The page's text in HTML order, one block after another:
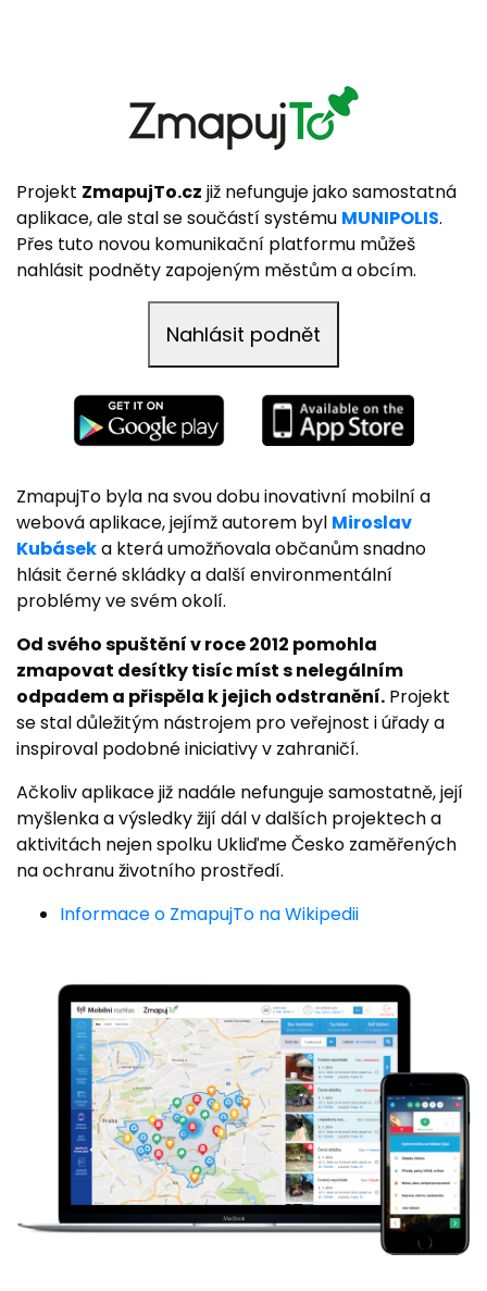
Projekt ZmapujTo.cz již nefunguje jako samostatná
aplikace, ale stal se součástí systému MUNIPOLIS.
Přes tuto novou komunikační platformu můžeš
nahlásit podněty zapojeným městům a obcím.
Nahlásit podnět
ZmapujTo byla na svou dobu inovativní mobilní a
webová aplikace, jejímž autorem byl Miroslav
Kubáseka která umožňovala občanům snadno
hlásit černé skládky a další environmentální
problémy ve svém okolí.
Od svého spuštění v roce 2012 pomohla
zmapovat desítky tisíc míst s nelegálním
odpadem a přispěla k jejich odstranění. Projekt
se stal důležitým nástrojem pro veřejnost i úřady a
inspiroval podobné iniciativy v zahraničí.
Ačkoliv aplikace již nadále nefunguje samostatně, její
myšlenka a výsledky žijí dál v dalších projektech a
aktivitách nejen spolku Ukliďme Česko zaměřených
na ochranu životního prostředí.
Informace o ZmapujTo na Wikipedii